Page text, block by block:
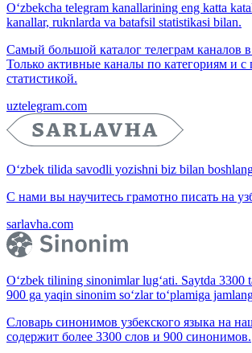
O‘zbekcha telegram kanallarining eng katta
kanallar, ruknlarda va batafsil statistikasi bilan.
Самый большой каталог телеграм каналов в
Только активные каналы по категориям и с
статистикой.
uztelegram.com
O‘zbek tilida savodli yozishni biz bilan
С нами вы научитесь грамотно писать на
sarlavha.com
O‘zbek tilining sinonimlar lug‘ati. Saytda 3300
900 ga yaqin sinonim so‘zlar to‘plamiga
Словарь синонимов узбекского языка на
содержит более 3300 слов и 900 синонимов.